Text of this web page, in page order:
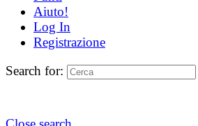
Aiuto!
Log In
Registrazione
Search for: